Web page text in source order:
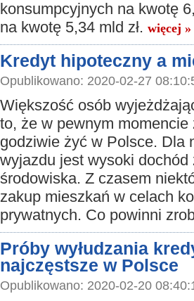
konsumpcyjnych na kwotę
na kwotę 5,34 mld zł. więcej »
Kredyt hipoteczny a
Opublikowano: 2020-02-27
Większość osób
to, że w pewnym
godziwie żyć w Polsce. Dla
wyjazdu jest wysoki
środowiska. Z czasem
zakup mieszkań w celach
prywatnych. Co powinni
Próby wyłudzania
najczęstsze w Polsce
Opublikowano: 2020-02-20